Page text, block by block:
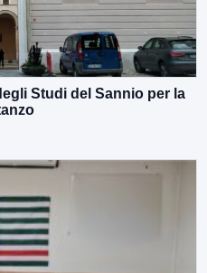
Studi del Sannio per la